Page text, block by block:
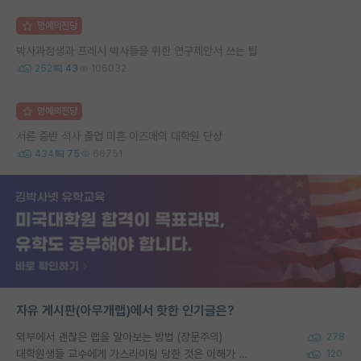
명예의전당
박사과정생과 프레시 박사들을 위한 연구제안서 쓰는 팁
252 43 106032
명예의전당
서른 중반 석사 졸업 미혼 아즈매의 대학원 단상
434 75 66751
자유 게시판(아무개랩)에서 핫한 인기글은?
외부에서 괜찮은 랩을 알아보는 방법 (장문주의) 278
대학원생들 교수에게 가스라이팅 당한 것은 이해가 갑니다. 안타깝네요. 120